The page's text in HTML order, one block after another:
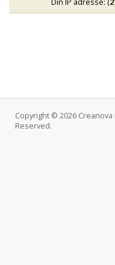
Copyright © 2026
Reserved.